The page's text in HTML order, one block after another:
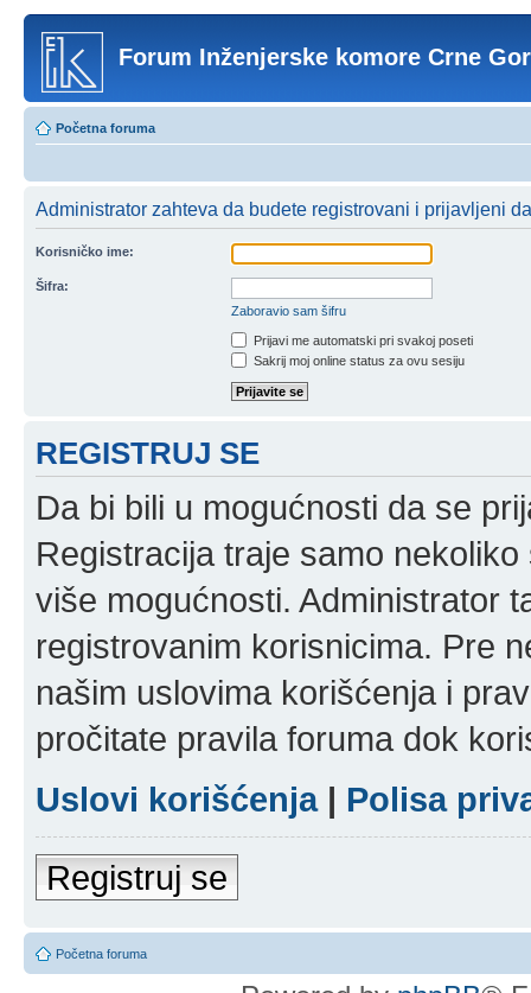
Forum Inženjerske komore Crne
Početna foruma
Administrator zahteva da budete registrovani i prijavljeni
Korisničko ime:
Šifra:
Zaboravio sam šifru
Prijavi me automatski pri svakoj poseti
Sakrij moj online status za ovu sesiju
REGISTRUJ SE
Da bi bili u mogućnosti da se
Registracija traje samo
više mogućnosti. Administrator
registrovanim korisnicima. Pre
našim uslovima korišćenja i
pročitate pravila foruma dok
Uslovi korišćenja| Polisa
Registruj se
Početna foruma